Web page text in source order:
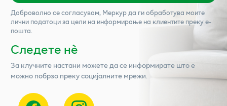
Доброволно се согласувам, Меркурда ги обработува моите
лични податоци за цели на информирање на клиентите преку е-
пошта.
Следете нѐ
За клучните настани можете да се информирате што е
можно побрзо преку социјалните мрежи.